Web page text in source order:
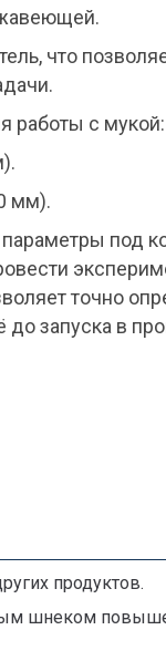
что
работы с мукой:
мм).
под
точно
до запуска в
продуктов.
шнеком